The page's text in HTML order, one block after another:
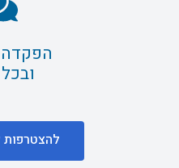
הפקדה
להצטרפות